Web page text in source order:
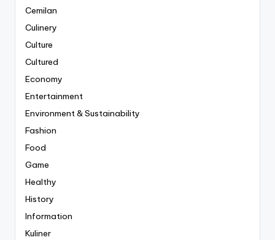
Cemilan
Culinery
Culture
Cultured
Economy
Entertainment
Environment & Sustainability
Fashion
Food
Game
Healthy
History
Information
Kuliner